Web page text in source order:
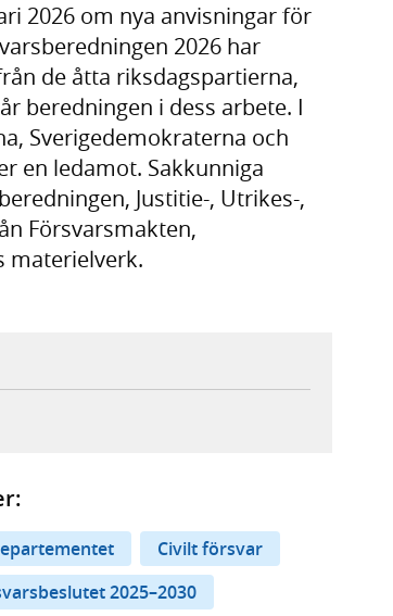
2026 om nya anvisningar för
2026 har
de åtta riksdagspartierna,
beredningen i dess arbete. I
Sverigedemokraterna och
en ledamot. Sakkunniga
Justitie-, Utrikes-,
Försvarsmakten,
materielverk.
webbplats,
e-postklient,
Civilt försvar
2025–2030